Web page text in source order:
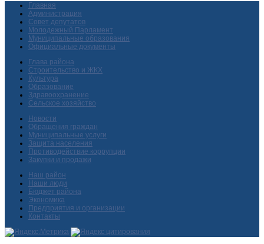
Главная
Администрация
Совет депутатов
Молодежный Парламент
Муниципальные образования
Официальные документы
Глава района
Строительство и ЖКХ
Культура
Образование
Здравоохранение
Сельское хозяйство
Новости
Обращения граждан
Муниципальные услуги
Защита населения
Противодействие коррупции
Закупки и продажи
Наш район
Наши люди
Бюджет района
Экономика
Предприятия и организации
Контакты